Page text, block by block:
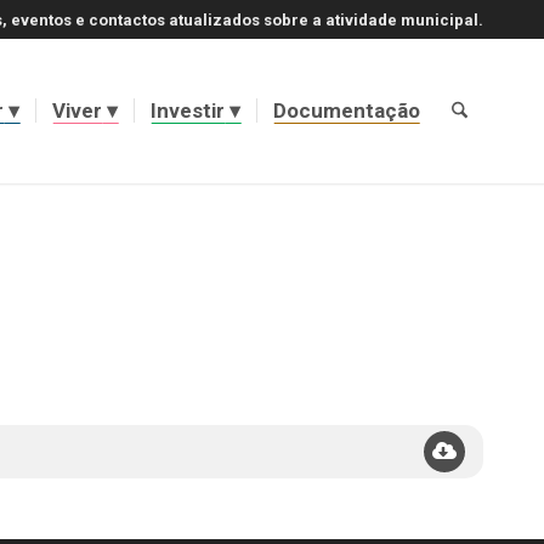
eventos e contactos atualizados sobre a atividade municipal.
Viver Investir Documentação